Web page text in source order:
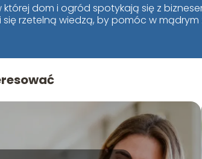
której dom i ogród spotykają się z
się rzetelną wiedzą, by pomóc w